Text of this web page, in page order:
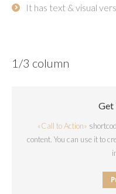
It has text & visual
1/3 column
Get
«Call to Action»
content. You can use it to